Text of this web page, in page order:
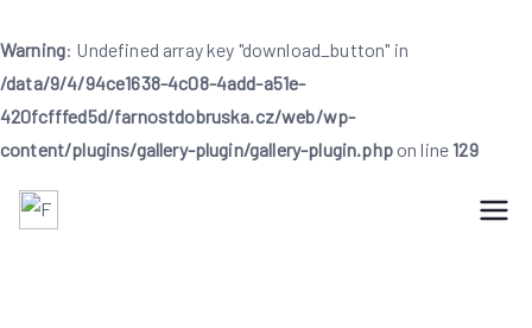
Warning: Undefined array key "download_button" in
/data/9/4/94ce1638-4c08-4add-a51e-
420fcfffed5d/farnostdobruska.cz/web/wp-
content/plugins/gallery-plugin/gallery-plugin.phpon line 129